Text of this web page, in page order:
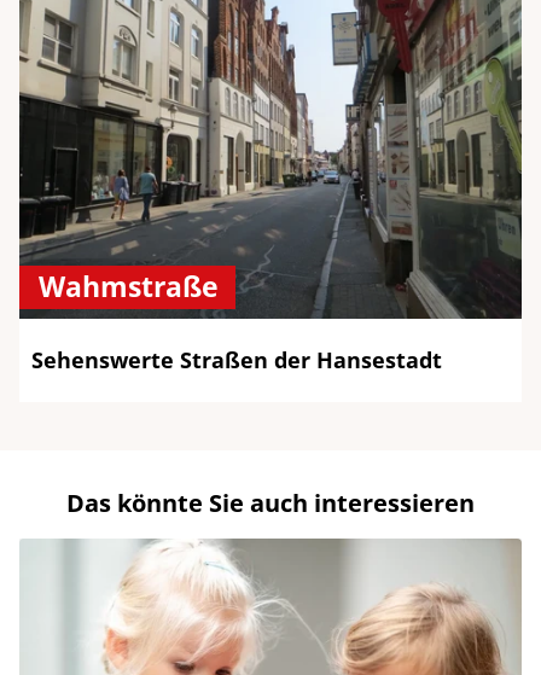
Wahmstraße
Sehenswerte Straßen der Hansestadt
Das könnte Sie auch interessieren